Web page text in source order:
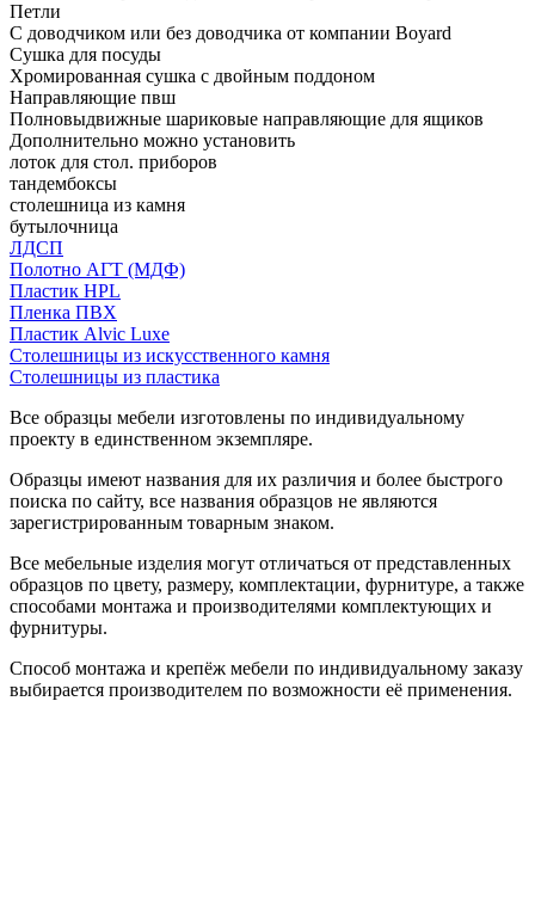
Петли
С доводчиком или без доводчика от компании Boyard
Сушка для посуды
Хромированная сушка с двойным поддоном
Направляющие пвш
Полновыдвижные шариковые направляющие для ящиков
Дополнительно можно установить
лоток для стол. приборов
тандембоксы
столешница из камня
бутылочница
ЛДСП
Полотно АГТ (МДФ)
Пластик HPL
Пленка ПВХ
Пластик Alvic Luxe
Столешницы из искусственного камня
Столешницы из пластика
Все образцы мебели изготовлены по индивидуальному
проекту в единственном экземпляре.
Образцы имеют названия для их различия и более быстрого
поиска по сайту, все названия образцов не являются
зарегистрированным товарным знаком.
Все мебельные изделия могут отличаться от представленных
образцов по цвету, размеру, комплектации, фурнитуре, а также
способами монтажа и производителями комплектующих и
фурнитуры.
Способ монтажа и крепёж мебели по индивидуальному заказу
выбирается производителем по возможности её применения.